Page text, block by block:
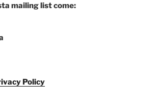
mailing list come:
Policy